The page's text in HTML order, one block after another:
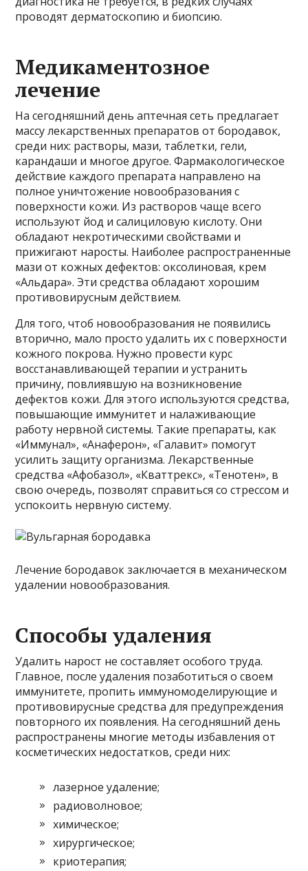
проводят дерматоскопию и биопсию.
Медикаментозное
лечение
На сегодняшний день аптечная сеть предлагает
массу лекарственных препаратов от бородавок,
среди них: растворы, мази, таблетки, гели,
карандаши и многое другое. Фармакологическое
действие каждого препарата направлено на
полное уничтожение новообразования с
поверхности кожи. Из растворов чаще всего
используют йод и салициловую кислоту. Они
обладают некротическими свойствами и
прижигают наросты. Наиболее распространенные
мази от кожных дефектов: оксолиновая, крем
«Альдара». Эти средства обладают хорошим
противовирусным действием.
Для того, чтоб новообразования не появились
вторично, мало просто удалить их с поверхности
кожного покрова. Нужно провести курс
восстанавливающей терапии и устранить
причину, повлиявшую на возникновение
дефектов кожи. Для этого используются средства,
повышающие иммунитет и налаживающие
работу нервной системы. Такие препараты, как
«Иммунал», «Анаферон», «Галавит» помогут
усилить защиту организма. Лекарственные
средства «Афобазол», «Кваттрекс», «Тенотен», в
свою очередь, позволят справиться со стрессом и
успокоить нервную систему.
Лечение бородавок заключается в механическом
удалении новообразования.
Способы удаления
Удалить нарост не составляет особого труда.
Главное, после удаления позаботиться о своем
иммунитете, пропить иммуномоделирующие и
противовирусные средства для предупреждения
повторного их появления. На сегодняшний день
распространены многие методы избавления от
косметических недостатков, среди них:
лазерное удаление;
радиоволновое;
химическое;
хирургическое;
криотерапия;